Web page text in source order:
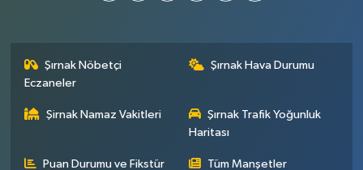
Şırnak Nöbetçi
Eczaneler
Şırnak Hava Durumu
Şirnak Namaz Vakitleri
Şırnak Trafik Yoğunluk
Haritası
Puan Durumu ve Fikstür Tüm Manşetler